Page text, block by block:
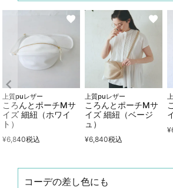
上質puレザー
ころんとポーチMサ
イズ 細紐（ホワイ
ト）
¥6,840税込
上質puレザー
ころんとポーチMサ
イズ 細紐（ベージ
ュ）
¥6,840税込
¥
コーデの差し色にも